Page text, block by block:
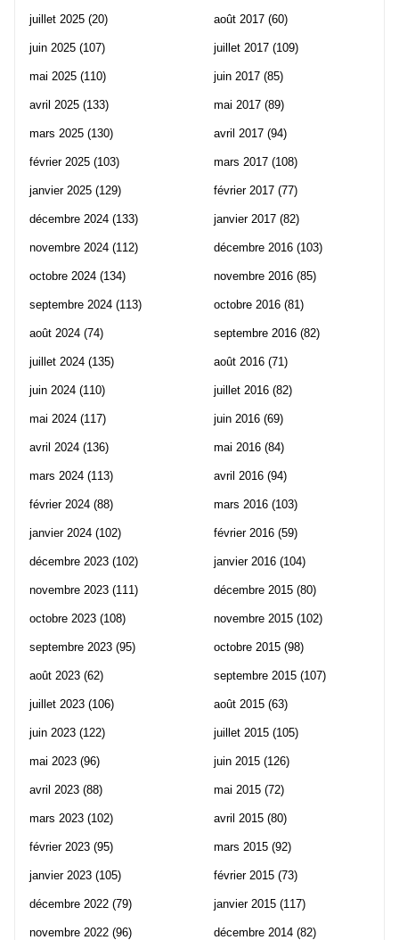
juillet 2025 (20)
juin 2025 (107)
mai 2025 (110)
avril 2025 (133)
mars 2025 (130)
février 2025 (103)
janvier 2025 (129)
décembre 2024 (133)
novembre 2024 (112)
octobre 2024 (134)
septembre 2024 (113)
août 2024 (74)
juillet 2024 (135)
juin 2024 (110)
mai 2024 (117)
avril 2024 (136)
mars 2024 (113)
février 2024 (88)
janvier 2024 (102)
décembre 2023 (102)
novembre 2023 (111)
octobre 2023 (108)
septembre 2023 (95)
août 2023 (62)
juillet 2023 (106)
juin 2023 (122)
mai 2023 (96)
avril 2023 (88)
mars 2023 (102)
février 2023 (95)
janvier 2023 (105)
décembre 2022 (79)
novembre 2022 (96)
août 2017 (60)
juillet 2017 (109)
juin 2017 (85)
mai 2017 (89)
avril 2017 (94)
mars 2017 (108)
février 2017 (77)
janvier 2017 (82)
décembre 2016 (103)
novembre 2016 (85)
octobre 2016 (81)
septembre 2016 (82)
août 2016 (71)
juillet 2016 (82)
juin 2016 (69)
mai 2016 (84)
avril 2016 (94)
mars 2016 (103)
février 2016 (59)
janvier 2016 (104)
décembre 2015 (80)
novembre 2015 (102)
octobre 2015 (98)
septembre 2015 (107)
août 2015 (63)
juillet 2015 (105)
juin 2015 (126)
mai 2015 (72)
avril 2015 (80)
mars 2015 (92)
février 2015 (73)
janvier 2015 (117)
décembre 2014 (82)